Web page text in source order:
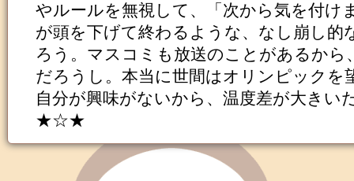
やルールを無視して、「次から気を付け
が頭を下げて終わるような、なし崩し的
ろう。マスコミも放送のことがあるから
だろうし。本当に世間はオリンピックを
自分が興味がないから、温度差が大きい
★☆★